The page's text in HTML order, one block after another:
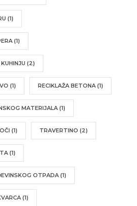
(1)
(1)
(2)
(1) RECIKLAŽA BETONA (1)
MATERIJALA (1)
(1) TRAVERTINO (2)
(1)
OTPADA (1)
(1)